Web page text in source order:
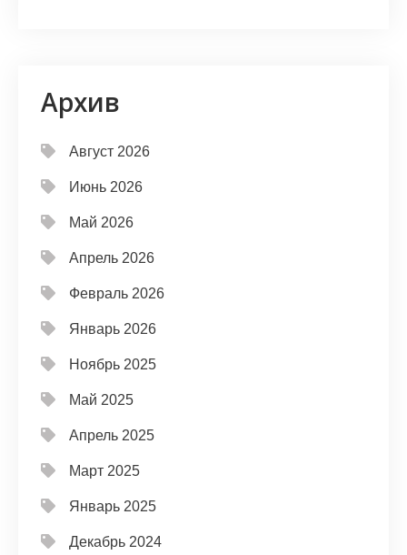
Архив
Август 2026
Июнь 2026
Май 2026
Апрель 2026
Февраль 2026
Январь 2026
Ноябрь 2025
Май 2025
Апрель 2025
Март 2025
Январь 2025
Декабрь 2024